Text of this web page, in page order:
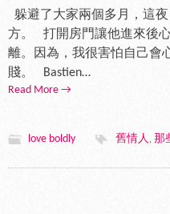
躲避了大家兩個多月，這
方。 打開房門讓他進來後
離。因為，我很害怕自己會
賤。 Bastien…
Read More →
love boldly 舊情人, 那